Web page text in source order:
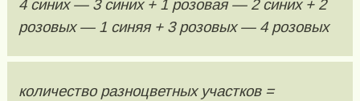
4 синих — 3 синих + 1 розовая — 2 синих + 2
розовых — 1 синяя + 3 розовых — 4 розовых
количество разноцветных участков =